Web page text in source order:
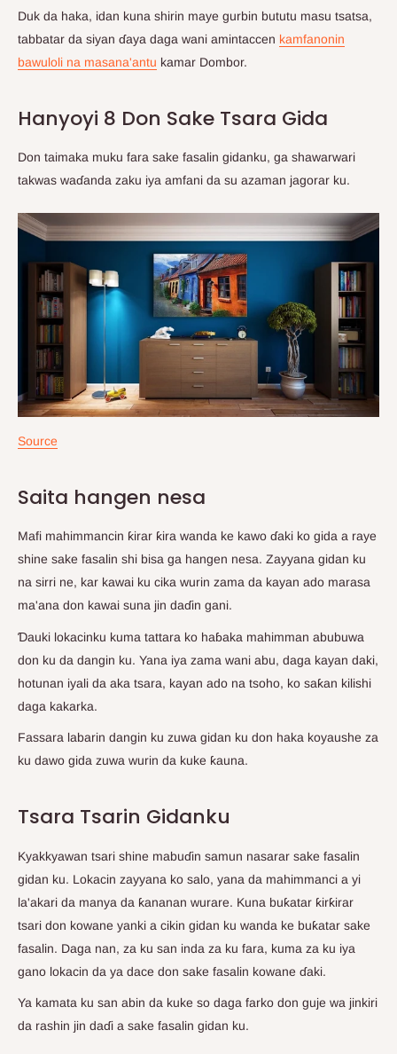
Duk da haka, idan kuna shirin maye gurbin bututu masu tsatsa,
tabbatar da siyan ɗaya daga wani amintaccen kamfanonin
bawuloli na masana'antu kamar Dombor.
Hanyoyi 8 Don Sake Tsara Gida
Don taimaka muku fara sake fasalin gidanku, ga shawarwari
takwas waɗanda zaku iya amfani da su azaman jagorar ku.
Source
Saita hangen nesa
Mafi mahimmancin ƙirar ƙira wanda ke kawo ɗaki ko gida a raye
shine sake fasalin shi bisa ga hangen nesa. Zayyana gidan ku
na sirri ne, kar kawai ku cika wurin zama da kayan ado marasa
ma'ana don kawai suna jin daɗin gani.
Ɗauki lokacinku kuma tattara ko haɓaka mahimman abubuwa
don ku da dangin ku. Yana iya zama wani abu, daga kayan daki,
hotunan iyali da aka tsara, kayan ado na tsoho, ko saƙan kilishi
daga kakarka.
Fassara labarin dangin ku zuwa gidan ku don haka koyaushe za
ku dawo gida zuwa wurin da kuke ƙauna.
Tsara Tsarin Gidanku
Kyakkyawan tsari shine mabuɗin samun nasarar sake fasalin
gidan ku. Lokacin zayyana ko salo, yana da mahimmanci a yi
la'akari da manya da ƙananan wurare. Kuna buƙatar ƙirƙirar
tsari don kowane yanki a cikin gidan ku wanda ke buƙatar sake
fasalin. Daga nan, za ku san inda za ku fara, kuma za ku iya
gano lokacin da ya dace don sake fasalin kowane ɗaki.
Ya kamata ku san abin da kuke so daga farko don guje wa jinkiri
da rashin jin daɗi a sake fasalin gidan ku.